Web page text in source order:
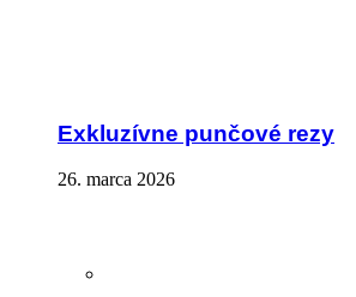
Exkluzívne punčové rezy
26. marca 2026